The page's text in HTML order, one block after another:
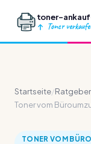
toner-
Toner
Startseite/Ratgeber
Toner vom
TONER VOM